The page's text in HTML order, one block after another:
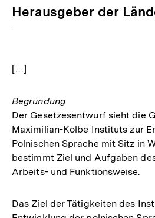
Herausgeber der
[…]
Begründung
Der Gesetzesentwurf sieht die
Maximilian-Kolbe Instituts zur
Polnischen Sprache mit Sitz in
bestimmt Ziel und Aufgaben
Arbeits- und Funktionsweise.
Das Ziel der Tätigkeiten des